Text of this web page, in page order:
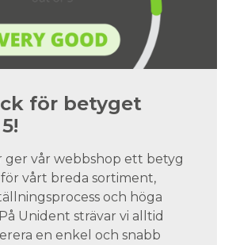
för betyget
ger vår webbshop ett betyg
för vårt breda sortiment,
och höga
Unident strävar vi alltid
en enkel och snabb